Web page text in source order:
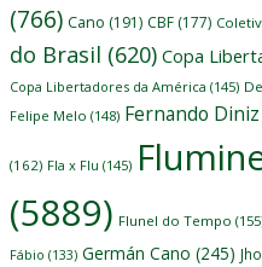
(766) Cano (191) CBF (177)
do Brasil (620) Copa
Copa Libertadores da América (145)
Felipe Melo (148) Fernando Diniz
(162) Fla x Flu (145)
(5889) Flunel do Tempo
Fábio (133) Germán Cano (245)